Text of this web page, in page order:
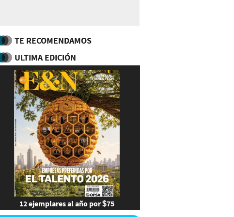
TE RECOMENDAMOS
ULTIMA EDICIÓN
12 ejemplares al año por $75